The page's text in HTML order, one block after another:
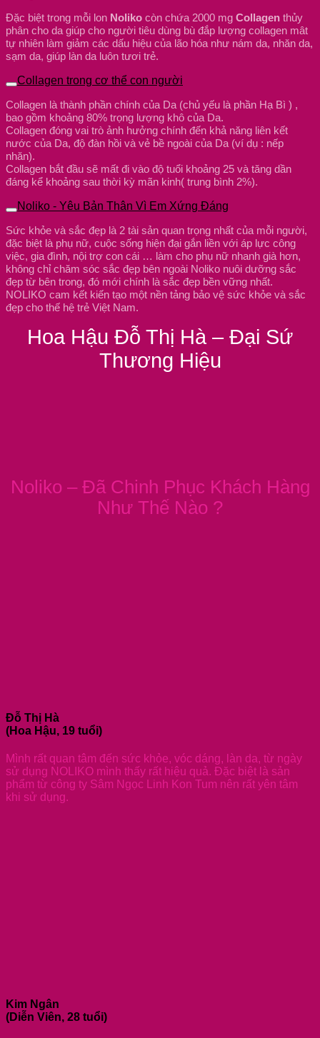
Đặc biệt trong mỗi lon Noliko còn chứa 2000 mg Collagen thủy
phân cho da giúp cho người tiêu dùng bù đắp lượng collagen mât
tự nhiên làm giảm các dấu hiệu của lão hóa như nám da, nhăn da,
sạm da, giúp làn da luôn tươi trẻ.
Collagen trong cơ thể con người
Collagen là thành phần chính của Da (chủ yếu là phần Hạ Bì ) ,
bao gồm khoảng 80% trọng lượng khô của Da.
Collagen đóng vai trò ảnh hưởng chính đến khả năng liên kết
nước của Da, độ đàn hồi và vẻ bề ngoài của Da (ví dụ : nếp
nhăn).
Collagen bắt đầu sẽ mất đi vào độ tuổi khoảng 25 và tăng dần
đáng kể khoảng sau thời kỳ mãn kinh( trung bình 2%).
Noliko - Yêu Bản Thân Vì Em Xứng Đáng
Sức khỏe và sắc đẹp là 2 tài sản quan trọng nhất của mỗi người,
đặc biệt là phụ nữ, cuộc sống hiện đại gắn liền với áp lực công
việc, gia đình, nội trợ con cái … làm cho phụ nữ nhanh già hơn,
không chỉ chăm sóc sắc đẹp bên ngoài Noliko nuôi dưỡng sắc
đẹp từ bên trong, đó mới chính là sắc đẹp bền vững nhất.
NOLIKO cam kết kiến tạo một nền tảng bảo vệ sức khỏe và sắc
đẹp cho thế hệ trẻ Việt Nam.
Hoa Hậu Đỗ Thị Hà – Đại Sứ
Thương Hiệu
Noliko – Đã Chinh Phục Khách Hàng
Như Thế Nào ?
Đỗ Thị Hà
(Hoa Hậu, 19 tuổi)
Mình rất quan tâm đến sức khỏe, vóc dáng, làn da, từ ngày
sử dụng NOLIKO mình thấy rất hiệu quả. Đặc biệt là sản
phẩm từ công ty Sâm Ngọc Linh Kon Tum nên rất yên tâm
khi sử dụng.
Kim Ngân
(Diễn Viên, 28 tuổi)